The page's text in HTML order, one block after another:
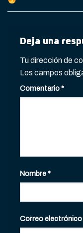
Deja una
Tu dirección de
Los campos
Comentario*
Nombre*
Correo electrónico